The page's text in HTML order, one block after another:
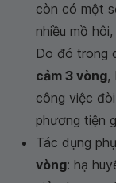
còn có một
nhiều mồ
Do đó trong
cảm 3 vòng,
công việc
phương tiện
Tác dụng
vòng: hạ